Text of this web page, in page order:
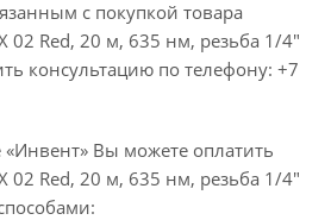
с покупкой товара
02 Red, 20 м, 635 нм, резьба 1/4"
консультацию по телефону: +7
«Инвент» Вы можете оплатить
02 Red, 20 м, 635 нм, резьба 1/4"